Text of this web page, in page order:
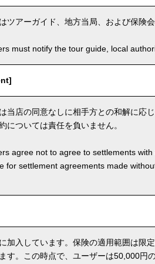
ツアーガイド、地方当局、および保険
must notify the tour guide, local
当店の同意なしに相手方との和解に応
については責任を負いません。
agree not to agree to settlements
for settlement agreements made
加入しています。保険の適用範囲は限
す。この時点で、ユーザーは50,000円